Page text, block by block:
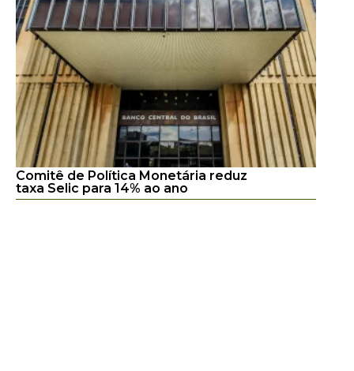
Comitê de Política Monetária reduz
taxa Selic para 14% ao ano